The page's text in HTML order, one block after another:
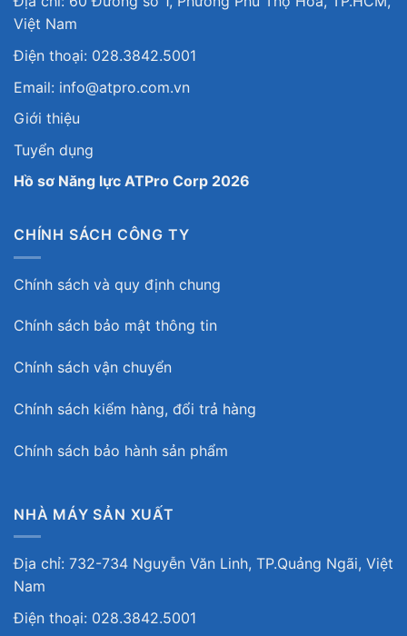
Việt Nam
Điện thoại: 028.3842.5001
Email: info@atpro.com.vn
Giới thiệu
Tuyển dụng
Hồ sơ Năng lực ATPro Corp 2026
CHÍNH SÁCH CÔNG TY
Chính sách và quy định chung
Chính sách bảo mật thông tin
Chính sách vận chuyển
Chính sách kiểm hàng, đổi trả hàng
Chính sách bảo hành sản phẩm
NHÀ MÁY SẢN XUẤT
Địa chỉ: 732-734 Nguyễn Văn Linh, TP.Quảng Ngãi, Việt
Nam
Điện thoại: 028.3842.5001